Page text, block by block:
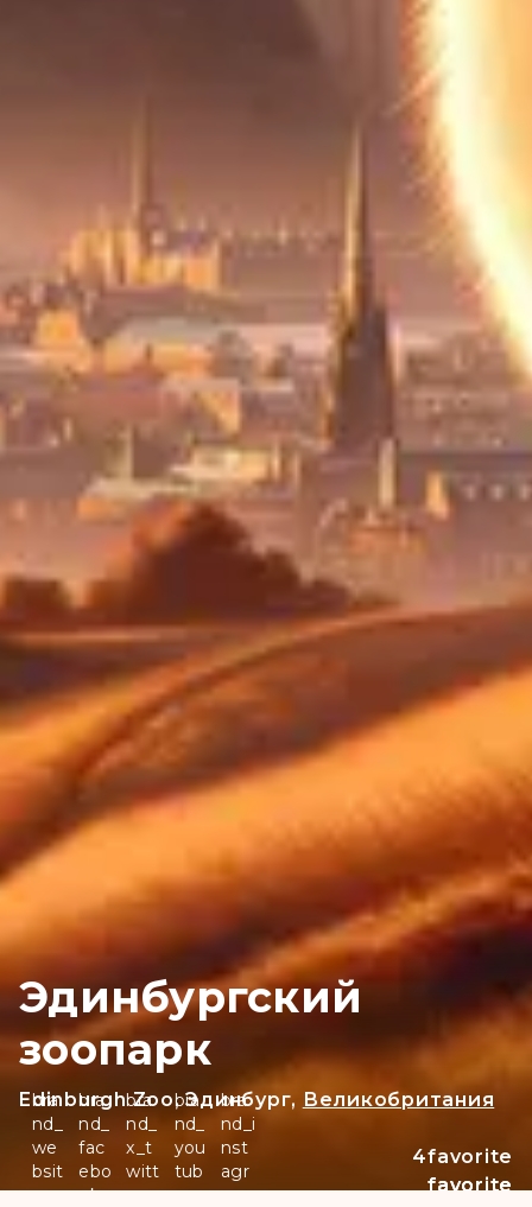
Эдинбургский
зоопарк
Edinburgh Zoo, Эдинбург, Великобритания
bra
nd_
we
bsit
e
bra
nd_
fac
ebo
ok
bra
nd_
x_t
witt
er
bra
nd_
you
tub
e
bra
nd_i
nst
agr
am
favorite
favorite
favorite
4